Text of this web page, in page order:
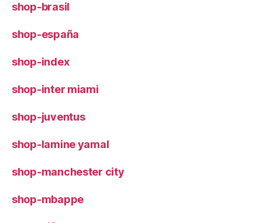
shop-brasil
shop-españa
shop-index
shop-inter miami
shop-juventus
shop-lamine yamal
shop-manchester city
shop-mbappe